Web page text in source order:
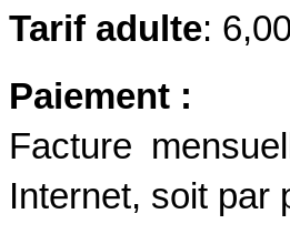
Tarif adulte:
Paiement :
Facture
Internet, soit par